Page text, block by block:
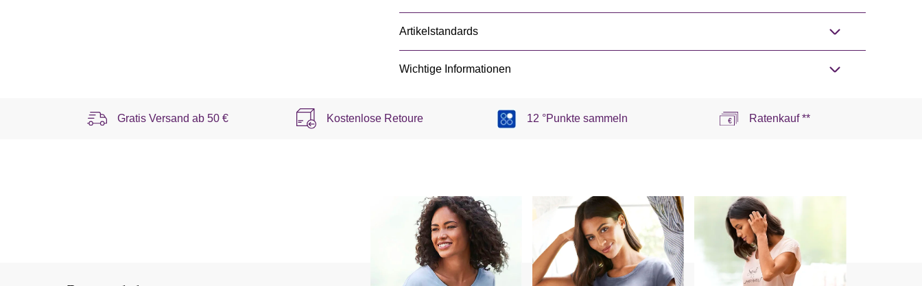
Artikelstandards
Wichtige Informationen
Gratis Versand ab 50 € Kostenlose Retoure 12 °Punkte sammeln Ratenkauf **